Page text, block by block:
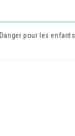
Danger pour les enfants